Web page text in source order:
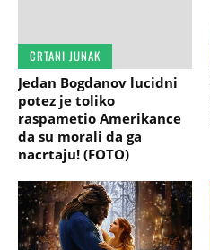
CRTANI JUNAK
Jedan Bogdanov lucidni
potez je toliko
raspametio Amerikance
da su morali da ga
nacrtaju! (FOTO)